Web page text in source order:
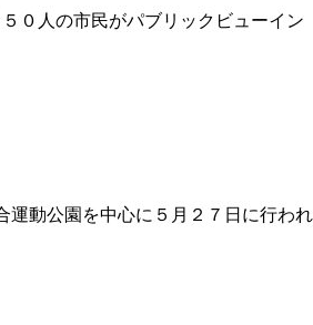
０人の市民がパブリックビューイン
動公園を中心に５月２７日に行われ